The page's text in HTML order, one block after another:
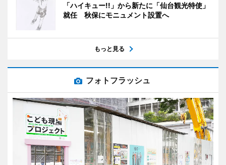
「ハイキュー!!」から新たに「仙台観光特使」
就任 秋保にモニュメント設置へ
もっと見る
フォトフラッシュ